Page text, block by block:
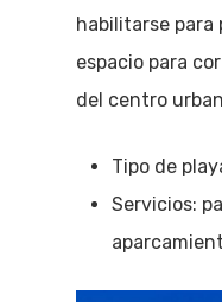
habilitarse para
espacio para
del centro
Tipo de
Servicios: